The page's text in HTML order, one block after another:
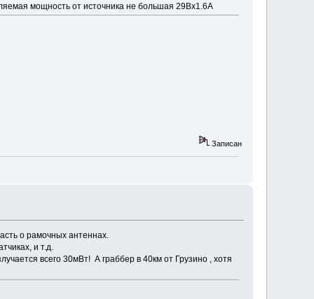
мощность от источника не большая 29Вх1.6А
Записан
о рамочных антеннах.
и т.д.
всего 30мВт! А граббер в 40км от Грузино , хотя